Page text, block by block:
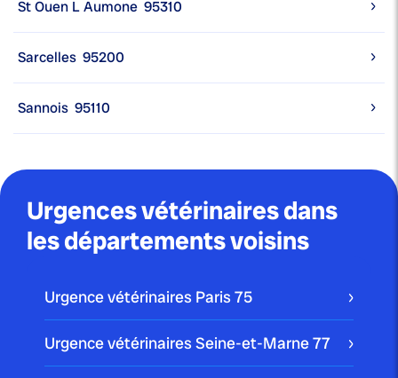
St Ouen L Aumone 95310
Sarcelles 95200
Sannois 95110
Urgences vétérinaires dans
les départements voisins
Urgence vétérinaires Paris75
Urgence vétérinaires Seine-et-Marne77